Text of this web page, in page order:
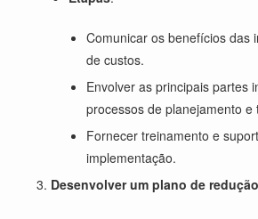
Comunicar os benefícios das
de custos.
Envolver as principais partes
processos de planejamento e
Fornecer treinamento e
implementação.
Desenvolver um plano de